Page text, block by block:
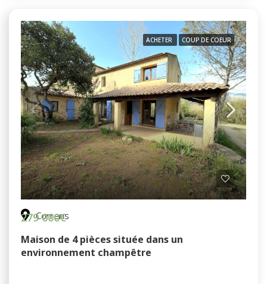
ACHETER COUP DE COEUR
Correns
279 000€
Maison de 4 pièces située dans un
environnement champêtre